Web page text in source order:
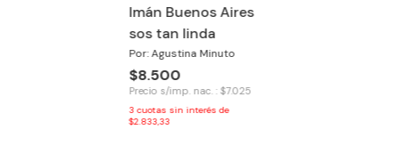
Imán Buenos Aires
sos tan linda
Por: Agustina Minuto
$8.500
Precio s/imp. nac. : $7.025
3 cuotas sin interés de
$2.833,33